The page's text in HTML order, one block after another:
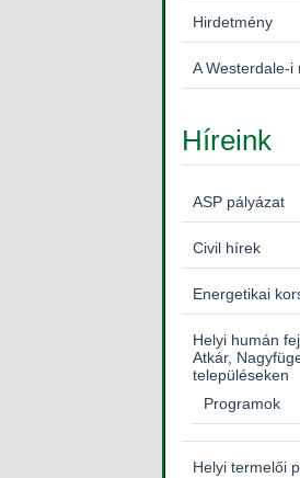
Hirdetmény
A Westerdale-i
Híreink
ASP pályázat
Civil hírek
Energetikai
Helyi humán
Atkár,
településeken
Programok
Helyi termelői